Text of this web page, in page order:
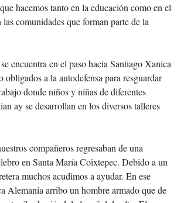
hacemos tanto en la educación como en el
comunidades que forman parte de la
encuentra en el paso hacia Santiago Xanica
obligados a la autodefensa para resguardar
donde niños y niñas de diferentes
ay se desarrollan en los diversos talleres
compañeros regresaban de una
en Santa María Coixtepec. Debido a un
muchos acudimos a ayudar. En ese
Alemania arribo un hombre armado que de